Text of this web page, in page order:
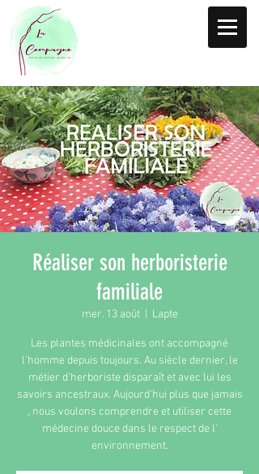
Réaliser son herboristerie
familiale
mer. 13 août
  |
Lapte
Les plantes médicinales ont accompagné
l'homme depuis toujours. Au siècle dernier, le
métier d'herboriste disparaît et avec lui les
savoirs ancestraux. Aujourd'hui plus que jamais
, nous voulons comprendre et utiliser cette
médecine douce dans le respect de l'
environnement.